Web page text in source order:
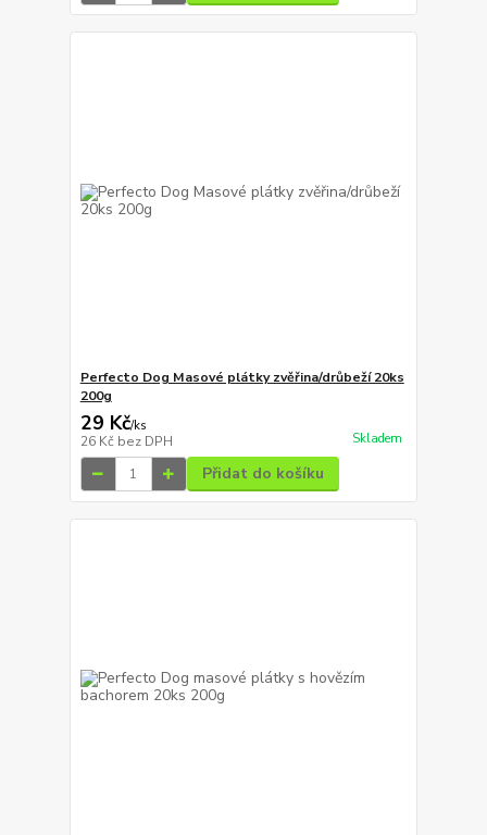
Perfecto Dog Masové plátky zvěřina/drůbeží 20ks
200g
29 Kč/ks
26 Kč bez DPH Skladem
Přidat do košíku